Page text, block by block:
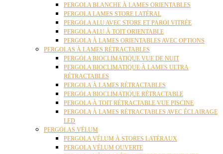
PERGOLA BLANCHE À LAMES ORIENTABLES
PERGOLA LAMES STORE LATÉRAL
PERGOLA ALU AVEC STORE ET PAROI VITRÉE
PERGOLA ALU À TOIT ORIENTABLE
PERGOLA À LAMES ORIENTABLES AVEC OPTIONS
PERGOLAS À LAMES RÉTRACTABLES
PERGOLA BIOCLIMATIQUE VUE DE NUIT
PERGOLA BIOCLIMATIQUE À LAMES ULTRA
RÉTRACTABLES
PERGOLA À LAMES RÉTRACTABLES
PERGOLA BIOCLIMATIQUE RÉTRACTABLE
PERGOLA À TOIT RÉTRACTABLE VUE PISCINE
PERGOLA À LAMES RÉTRACTABLES AVEC ÉCLAIRAGE
LED
PERGOLAS VÉLUM
PERGOLA VÉLUM À STORES LATÉRAUX
PERGOLA VÉLUM OUVERTE